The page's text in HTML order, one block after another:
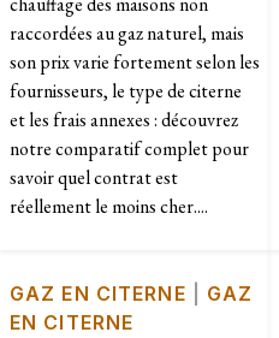
raccordées au gaz naturel, mais
son prix varie fortement selon les
fournisseurs, le type de citerne
et les frais annexes : découvrez
notre comparatif complet pour
savoir quel contrat est
réellement le moins cher....
GAZ EN CITERNE
GAZ
EN CITERNE